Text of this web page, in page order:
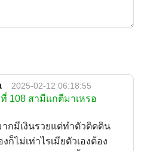
2025-02-12 06:18:55
108 สามีแกตีมาเหรอ
กมีเงินรวยแต่ทำตัวติดดิน
ก็ไม่เท่าไรเมียตัวเองต้อง